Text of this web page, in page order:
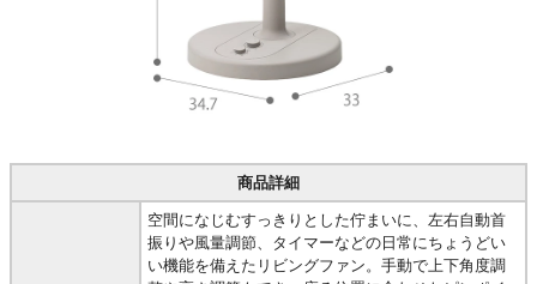
商品詳細
空間になじむすっきりとした佇まいに、左右自動首
振りや風量調節、タイマーなどの日常にちょうどい
い機能を備えたリビングファン。手動で上下角度調